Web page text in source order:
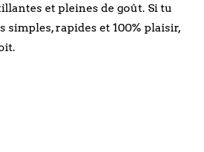
et pleines de goût. Si tu
simples, rapides et 100% plaisir,